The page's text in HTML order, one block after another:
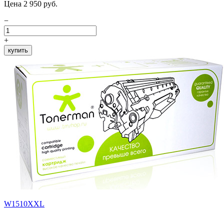
Цена 2 950 руб.
−
+
купить
W1510XXL